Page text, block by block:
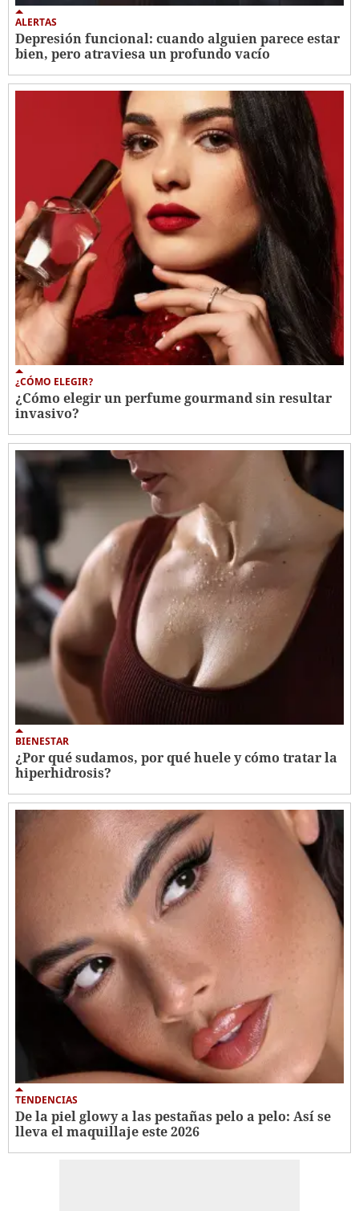
ALERTAS
Depresión funcional: cuando alguien parece estar
bien, pero atraviesa un profundo vacío
¿CÓMO ELEGIR?
¿Cómo elegir un perfume gourmand sin resultar
invasivo?
BIENESTAR
¿Por qué sudamos, por qué huele y cómo tratar la
hiperhidrosis?
TENDENCIAS
De la piel glowy a las pestañas pelo a pelo: Así se
lleva el maquillaje este 2026